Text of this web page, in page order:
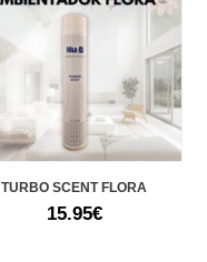
TURBO SCENT FLORA
15.95€